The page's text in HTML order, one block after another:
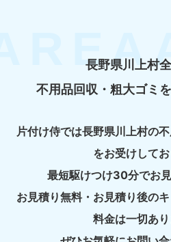
長野県川上村
不用品回収・粗大ゴミ
片付け侍では長野県川上村の
をお受けしてお
最短駆けつけ30分でお見
お見積り無料・お見積り後の
料金は一切あり